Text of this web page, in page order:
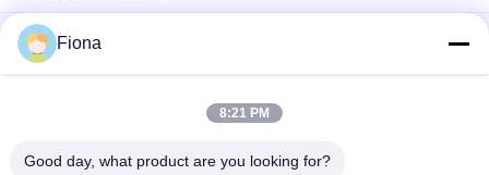
4
M
"SATRA TM171 strumento di misura della penetrazione
Fiona
8:21 PM
Good day, what product are you looking for?